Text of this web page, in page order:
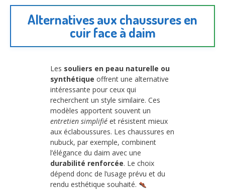
Alternatives aux chaussures en
cuir face à daim
Les souliers en peau naturelle ou
synthétique offrent une alternative
intéressante pour ceux qui
recherchent un style similaire. Ces
modèles apportent souvent un
entretien simplifié et résistent mieux
aux éclaboussures. Les chaussures en
nubuck, par exemple, combinent
l’élégance du daim avec une
durabilité renforcée. Le choix
dépend donc de l’usage prévu et du
rendu esthétique souhaité.